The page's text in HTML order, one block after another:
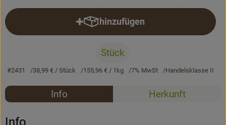
Unser Lieferservice
Service
hinzufügen
Produkt zum Warenkorb
Stück
#2431 38,99 € / Stück 155,96 € / 1kg 7% MwSt Handelsklasse II
Rezepte
Info Herkunft
Info